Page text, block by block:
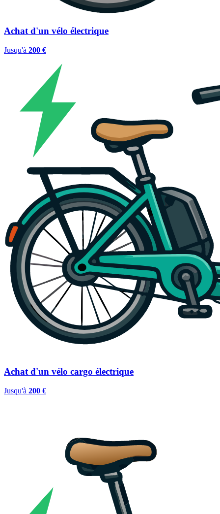
Achat d'un vélo électrique
Jusqu'à 200 €
Achat d'un vélo cargo électrique
Jusqu'à 200 €